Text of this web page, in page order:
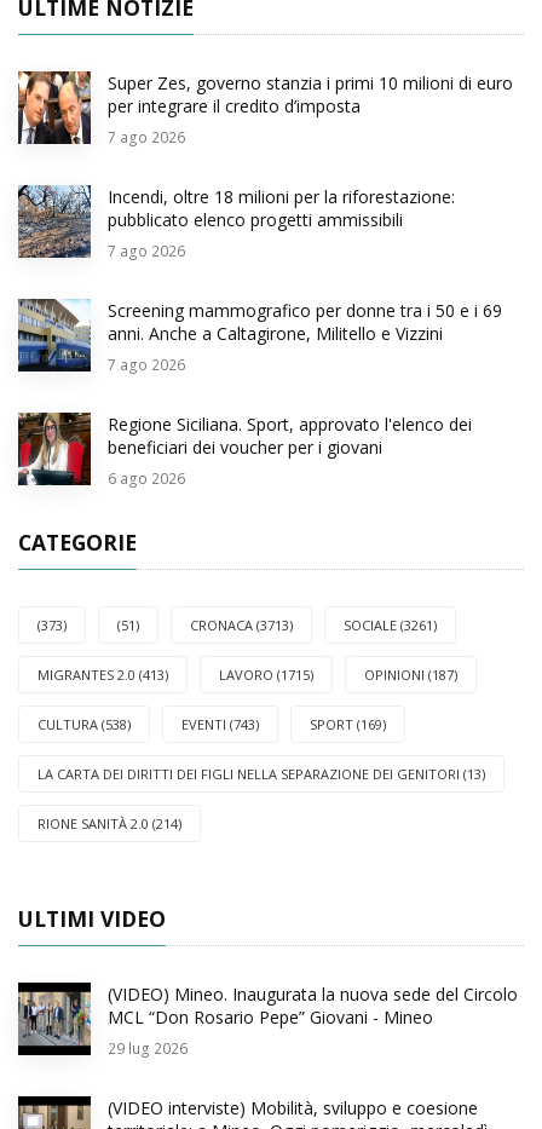
ULTIME NOTIZIE
Super Zes, governo stanzia i primi 10 milioni di euro
per integrare il credito d’imposta
7 ago 2026
Incendi, oltre 18 milioni per la riforestazione:
pubblicato elenco progetti ammissibili
7 ago 2026
Screening mammografico per donne tra i 50 e i 69
anni. Anche a Caltagirone, Militello e Vizzini
7 ago 2026
Regione Siciliana. Sport, approvato l'elenco dei
beneficiari dei voucher per i giovani
6 ago 2026
CATEGORIE
(373) (51) CRONACA (3713) SOCIALE (3261)
MIGRANTES 2.0 (413) LAVORO (1715) OPINIONI (187)
CULTURA (538) EVENTI (743) SPORT (169)
LA CARTA DEI DIRITTI DEI FIGLI NELLA SEPARAZIONE DEI GENITORI (13)
RIONE SANITÀ 2.0 (214)
ULTIMI VIDEO
(VIDEO) Mineo. Inaugurata la nuova sede del Circolo
MCL “Don Rosario Pepe” Giovani - Mineo
29 lug 2026
(VIDEO interviste) Mobilità, sviluppo e coesione